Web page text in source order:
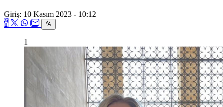
Giriş: 10 Kasım 2023 - 10:12
1